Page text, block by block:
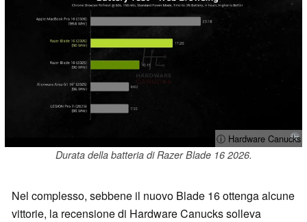
ⓘ Hardware Canucks
Durata della batteria di Razer Blade 16 2026.
Nel complesso, sebbene il nuovo Blade 16 ottenga alcune
vittorie, la recensione di Hardware Canucks solleva